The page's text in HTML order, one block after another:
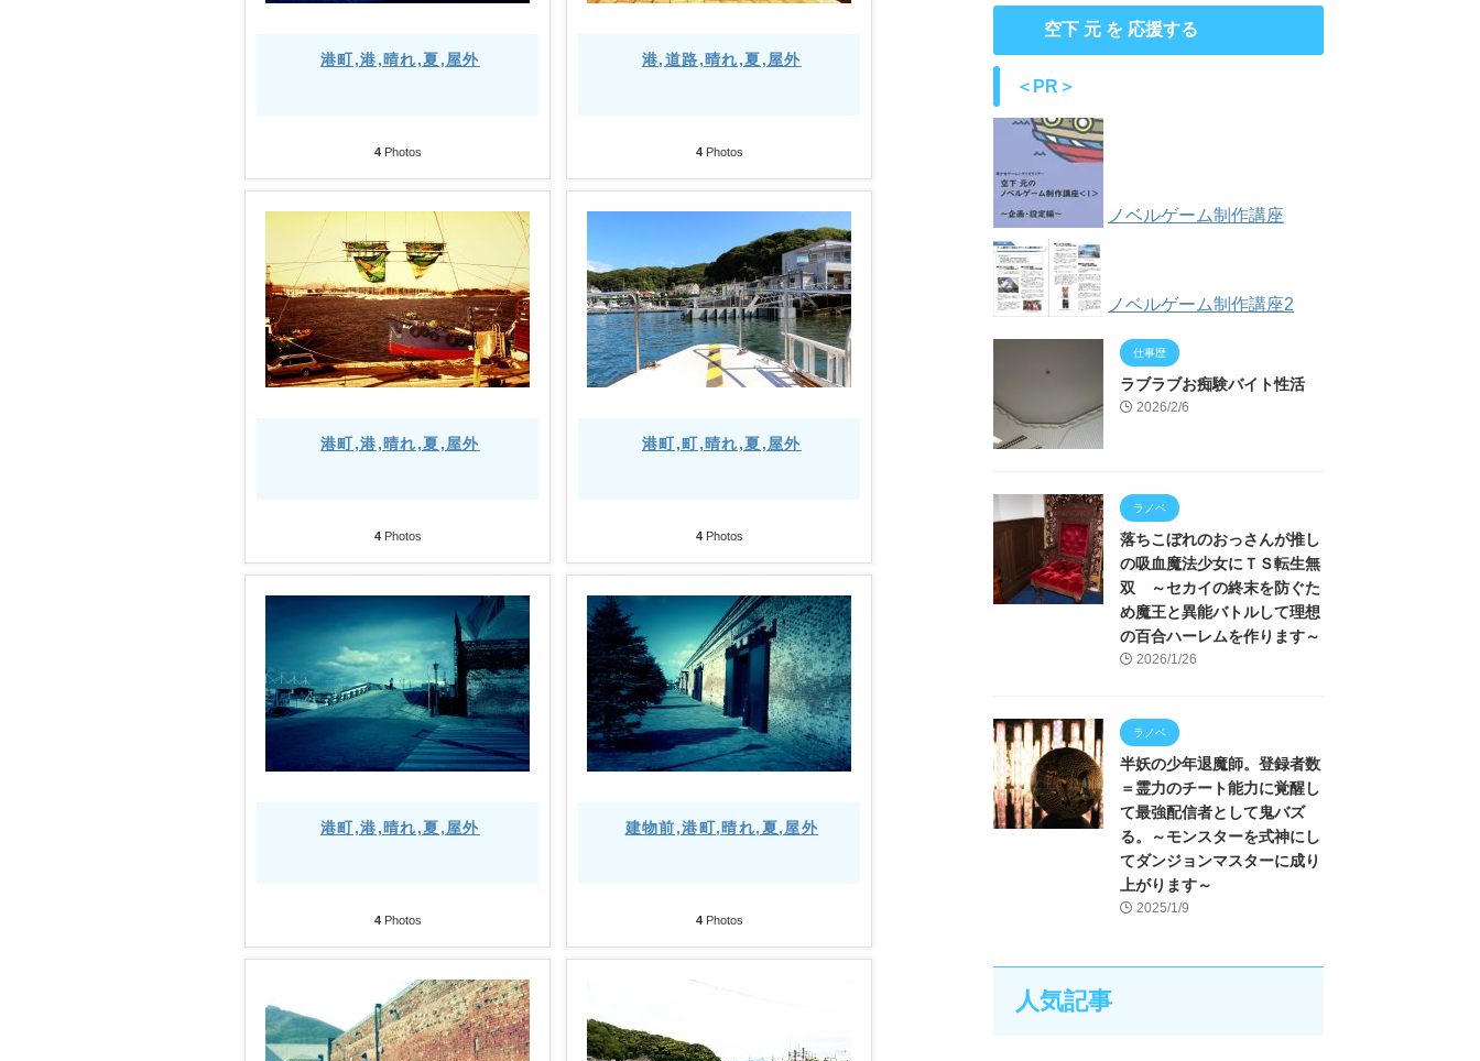
港町,港,晴れ,夏,屋外
4Photos
港,道路,晴れ,夏,屋外
4Photos
港町,港,晴れ,夏,屋外
4Photos
港町,町,晴れ,夏,屋外
4Photos
港町,港,晴れ,夏,屋外
4Photos
建物前,港町,晴れ,夏,屋外
4Photos
空下 元 を 応援する
＜PR＞
ノベルゲーム制作講座
ノベルゲーム制作講座2
仕事歴
ラブラブお痴験バイト性活
2026/2/6
ラノベ
落ちこぼれのおっさんが推し
の吸血魔法少女にＴＳ転生無
双 ～セカイの終末を防ぐた
め魔王と異能バトルして理想
の百合ハーレムを作ります～
2026/1/26
ラノベ
半妖の少年退魔師。登録者数
＝霊力のチート能力に覚醒し
て最強配信者として鬼バズ
る。～モンスターを式神にし
てダンジョンマスターに成り
上がります～
2025/1/9
人気記事